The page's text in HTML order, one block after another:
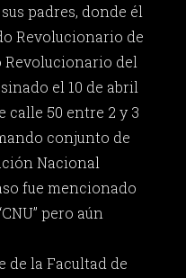
padres, donde él
Revolucionario de
Revolucionario del
el 10 de abril
calle 50 entre 2 y 3
conjunto de
Nacional
fue mencionado
pero aún
de la Facultad de